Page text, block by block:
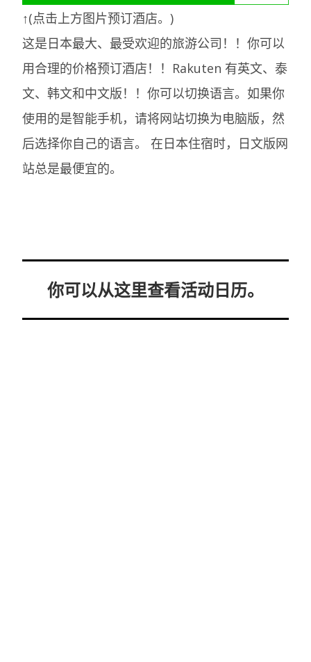
↑(点击上方图片预订酒店。)
这是日本最大、最受欢迎的旅游公司！！你可以
用合理的价格预订酒店！！Rakuten 有英文、泰
文、韩文和中文版！！你可以切换语言。如果你
使用的是智能手机，请将网站切换为电脑版，然
后选择你自己的语言。在日本住宿时，日文版网
站总是最便宜的。
你可以从这里查看活动日历。